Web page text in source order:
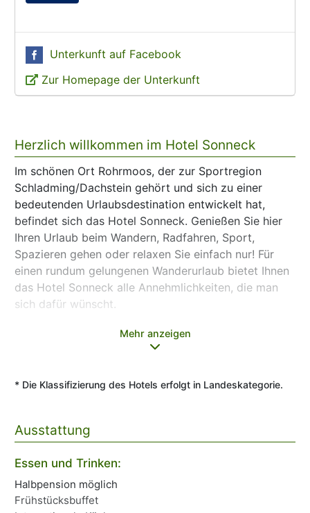
Unterkunft auf Facebook
Zur Homepage der Unterkunft
Herzlich willkommen im Hotel Sonneck
Im schönen Ort Rohrmoos, der zur Sportregion
Schladming/Dachstein gehört und sich zu einer
bedeutenden Urlaubsdestination entwickelt hat,
befindet sich das Hotel Sonneck. Genießen Sie hier
Ihren Urlaub beim Wandern, Radfahren, Sport,
Spazieren gehen oder relaxen Sie einfach nur! Für
einen rundum gelungenen Wanderurlaub bietet Ihnen
das Hotel Sonneck alle Annehmlichkeiten, die man
sich dafür wünscht.
Gemütlich und komfortabel
und Safe. Die herrliche Aussicht auf die Schladminger
können Sie vom Balkon genießen.
Ein reichhaltiges Frühstücksbuffet serviert man Ihnen
morgens im Restaurant. Beim 4-Gang Menü am
internationalen Speisen.
Mehr anzeigen
* Die Klassifizierung des Hotels erfolgt in Landeskategorie.
Ausstattung
Essen und Trinken:
Halbpension möglich
Frühstücksbuffet